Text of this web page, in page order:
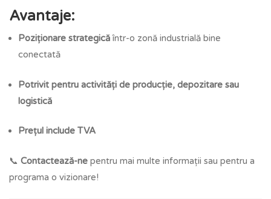
Avantaje:
Poziționare strategicăîntr-o zonă industrială bine
conectată
Potrivit pentru activități de producție, depozitare sau
logistică
Prețul include TVA
📞 Contactează-ne pentru mai multe informații sau pentru a
programa o vizionare!